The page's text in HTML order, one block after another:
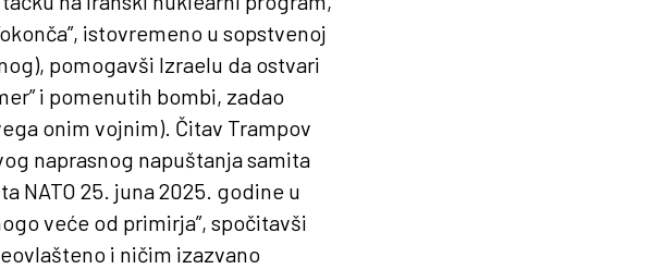
istovremeno u sopstvenoj
pomogavši Izraelu da ostvari
i pomenutih bombi, zadao
onim vojnim). Čitav Trampov
naprasnog napuštanja samita
NATO 25. juna 2025. godine u
veće od primirja”, spočitavši
i ničim izazvano